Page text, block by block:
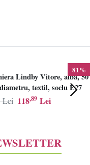
81%
Lindby Vitore, alba, 50
textil, soclu E27
118,89 Lei
Lei